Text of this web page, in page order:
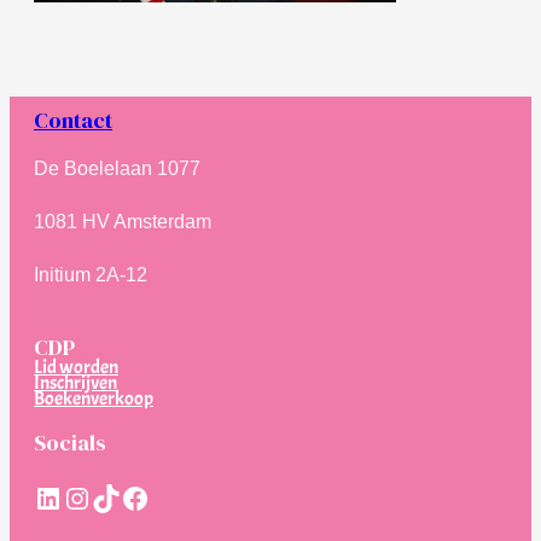
Contact
De Boelelaan 1077
1081 HV Amsterdam
Initium 2A-12
CDP
Lid worden
Inschrijven
Boekenverkoop
Socials
LinkedIn
Instagram
TikTokFacebook